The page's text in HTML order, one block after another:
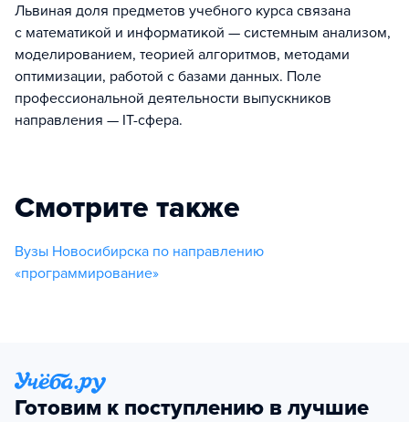
Львиная доля предметов учебного курса связана
с математикой и информатикой — системным анализом,
моделированием, теорией алгоритмов, методами
оптимизации, работой с базами данных. Поле
профессиональной деятельности выпускников
направления — IT-сфера.
Смотрите также
Вузы Новосибирска по направлению
«программирование»
Готовим к поступлению в лучшие